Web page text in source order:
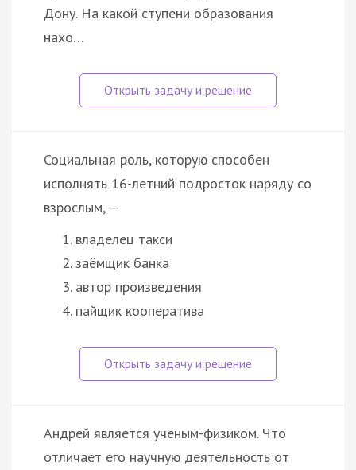
Дону. На какой ступени образования
нахо…
Социальная роль, которую способен
исполнять 16-летний подросток наряду со
взрослым, —
владелец такси
заёмщик банка
автор произведения
пайщик кооператива
Андрей является учёным-физиком. Что
отличает его научную деятельность от